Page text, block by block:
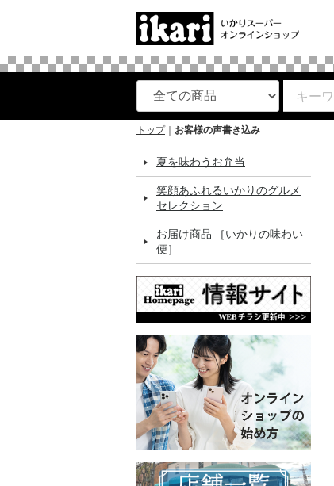
トップ お客様の声書き込み
夏を味わうお弁当
笑顔あふれるいかりのグルメ
セレクション
お届け商品 ［いかりの味わい
便］